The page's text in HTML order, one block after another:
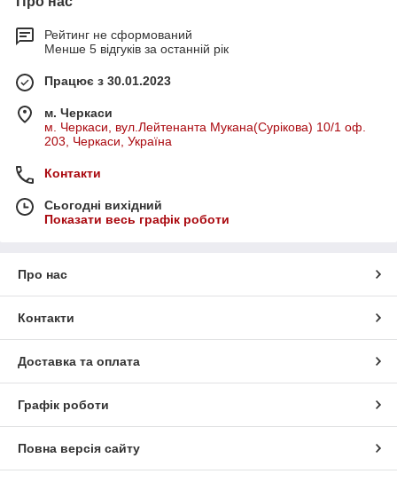
Рейтинг не сформований
Менше 5 відгуків за останній рік
Працює з 30.01.2023
м. Черкаси
м. Черкаси, вул.Лейтенанта Мукана(Сурікова) 10/1 оф.
203, Черкаси, Україна
Контакти
Сьогодні вихідний
Показати весь графік роботи
Про нас
Контакти
Доставка та оплата
Графік роботи
Повна версія сайту